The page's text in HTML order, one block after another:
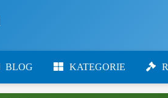
BLOG KATEGORIE